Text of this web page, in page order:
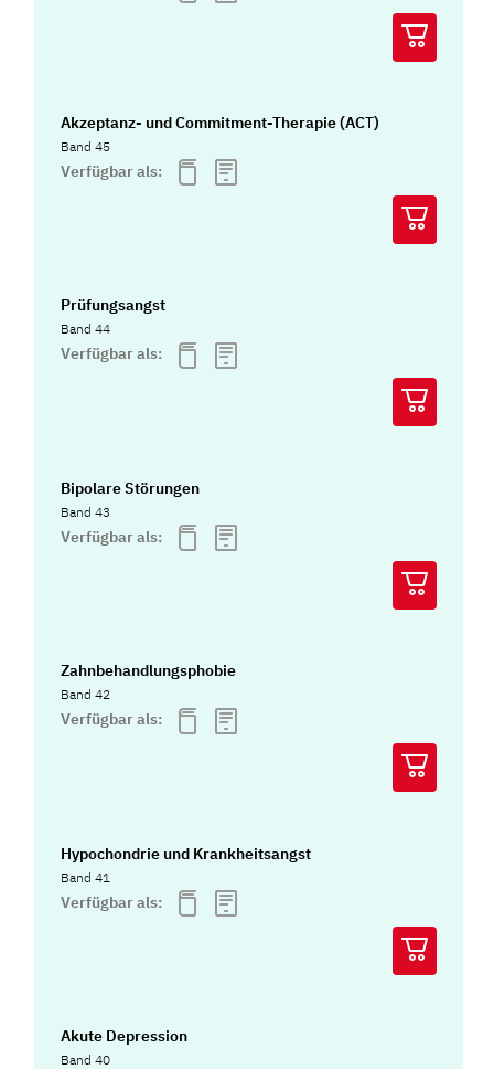
Akzeptanz- und Commitment-Therapie (ACT)
Band 45
Verfügbar als:
Prüfungsangst
Band 44
Verfügbar als:
Bipolare Störungen
Band 43
Verfügbar als:
Zahnbehandlungsphobie
Band 42
Verfügbar als:
Hypochondrie und Krankheitsangst
Band 41
Verfügbar als:
Akute Depression
Band 40